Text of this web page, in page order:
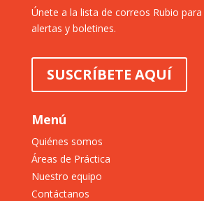
Únete a la lista de correos Rubio
alertas y boletines.
SUSCRÍBETE AQUÍ
Menú
Quiénes somos
Áreas de Práctica
Nuestro equipo
Contáctanos